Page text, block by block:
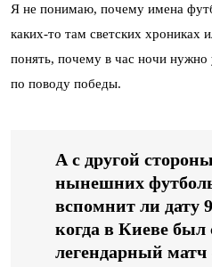
Я не понимаю, почему имена
каких-то там светских хрониках
понять, почему в час ночи нужно
по поводу победы.
А с другой
нынешних
вспомнит ли дату
когда в Киеве был
легендарный матч